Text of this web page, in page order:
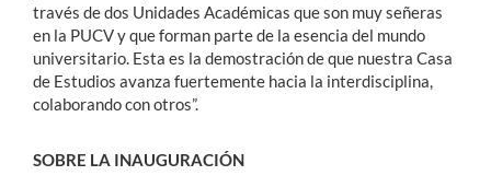
través de dos Unidades Académicas que son muy señeras
en la PUCV y que forman parte de la esencia del mundo
universitario. Esta es la demostración de que nuestra Casa
de Estudios avanza fuertemente hacia la interdisciplina,
colaborando con otros”.
SOBRE LA INAUGURACIÓN